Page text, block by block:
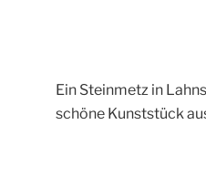
Ein Steinmetz in
schöne Kunststück